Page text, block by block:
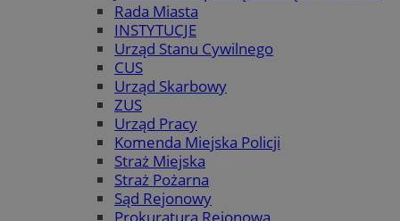
Rada Miasta
INSTYTUCJE
Urząd Stanu Cywilnego
CUS
Urząd Skarbowy
ZUS
Urząd Pracy
Komenda Miejska Policji
Straż Miejska
Straż Pożarna
Sąd Rejonowy